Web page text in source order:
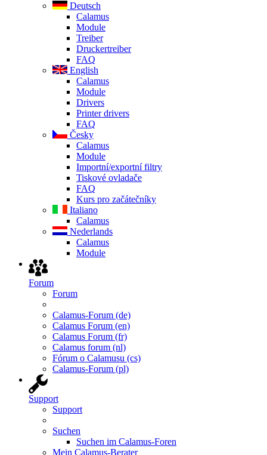
Deutsch
Calamus
Module
Treiber
Druckertreiber
FAQ
English
Calamus
Module
Drivers
Printer drivers
FAQ
Česky
Calamus
Module
Importní/exportní filtry
Tiskové ovladače
FAQ
Kurs pro začátečníky
Italiano
Calamus
Nederlands
Calamus
Module
Forum
Forum
Calamus-Forum (de)
Calamus Forum (en)
Calamus Forum (fr)
Calamus forum (nl)
Fórum o Calamusu (cs)
Calamus-Forum (pl)
Support
Support
Suchen
Suchen im Calamus-Foren
Mein Calamus-Berater